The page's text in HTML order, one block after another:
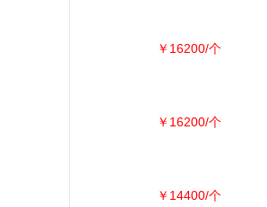
￥16200/个
￥16200/个
￥14400/个